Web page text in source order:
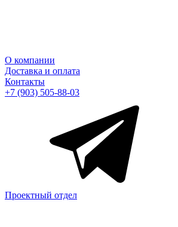
О компании
Доставка и оплата
Контакты
+7 (903) 505-88-03
Проектный отдел